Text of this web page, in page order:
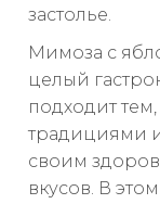
застолье.
Мимоза с
целый
подходит
традициями
своим
вкусов. В